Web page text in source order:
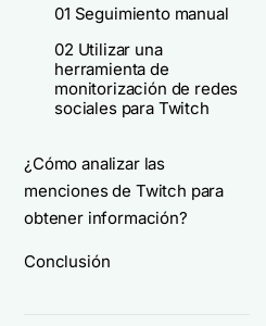
01 Seguimiento manual
02 Utilizar una
herramienta de
monitorización de redes
sociales para Twitch
¿Cómo analizar las
menciones de Twitch para
obtener información?
Conclusión